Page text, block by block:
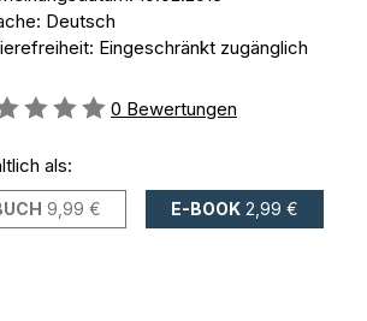
Deutsch
Eingeschränkt zugänglich
0 Bewertungen
als:
9,99 € E-BOOK 2,99 €